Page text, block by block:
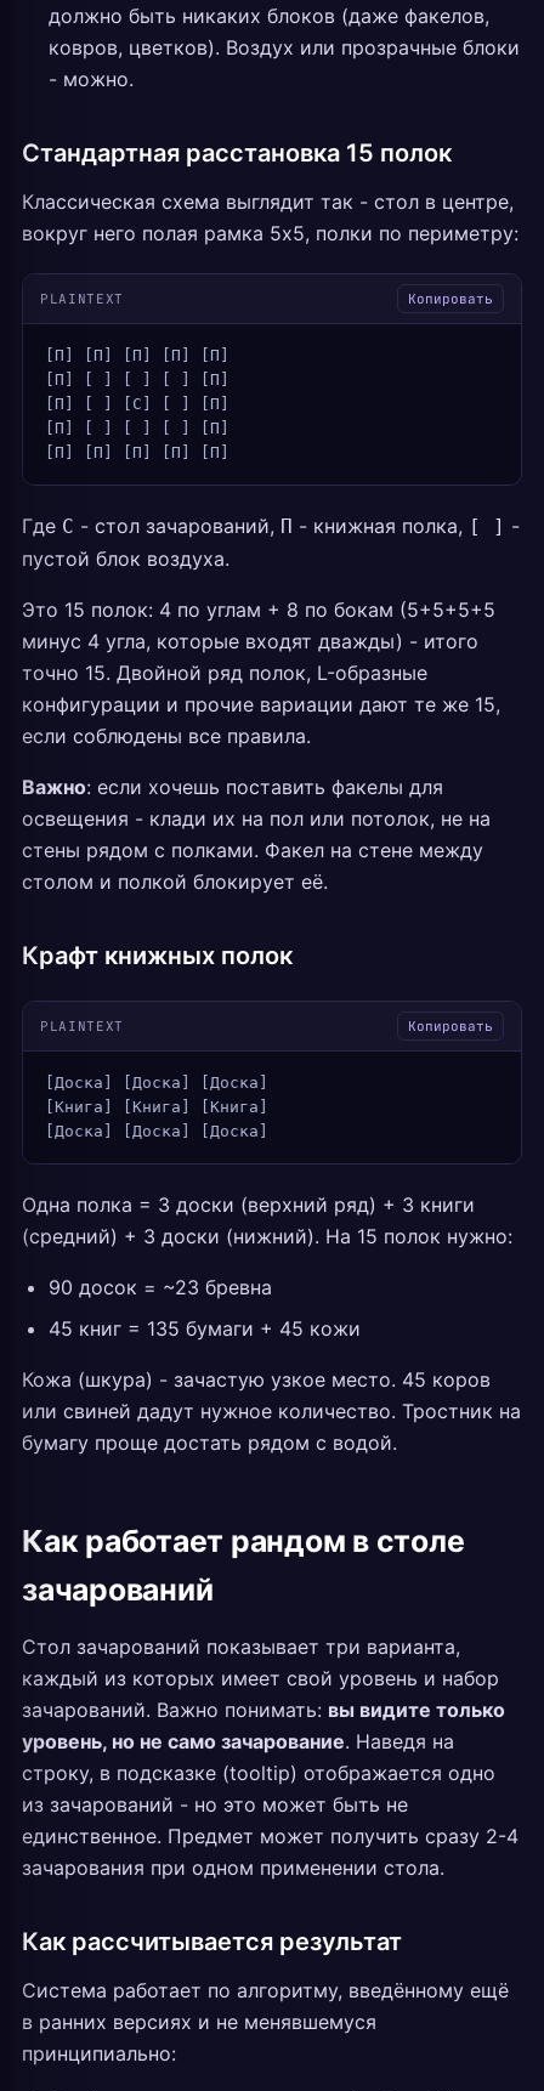
должно быть никаких блоков (даже факелов,
ковров, цветков). Воздух или прозрачные блоки
- можно.
Стандартная расстановка 15 полок
Классическая схема выглядит так - стол в центре,
вокруг него полая рамка 5x5, полки по периметру:
PLAINTEXT Копировать
[П] [П] [П] [П] [П]
[П] [ ] [ ] [ ] [П]
[П] [ ] [С] [ ] [П]
[П] [ ] [ ] [ ] [П]
[П] [П] [П] [П] [П]
Где С - стол зачарований, П - книжная полка, [ ] -
пустой блок воздуха.
Это 15 полок: 4 по углам + 8 по бокам (5+5+5+5
минус 4 угла, которые входят дважды) - итого
точно 15. Двойной ряд полок, L-образные
конфигурации и прочие вариации дают те же 15,
если соблюдены все правила.
Важно: если хочешь поставить факелы для
освещения - клади их на пол или потолок, не на
стены рядом с полками. Факел на стене между
столом и полкой блокирует её.
Крафт книжных полок
PLAINTEXT Копировать
[Доска] [Доска] [Доска]
[Книга] [Книга] [Книга]
[Доска] [Доска] [Доска]
Одна полка = 3 доски (верхний ряд) + 3 книги
(средний) + 3 доски (нижний). На 15 полок нужно:
90 досок = ~23 бревна
45 книг = 135 бумаги + 45 кожи
Кожа (шкура) - зачастую узкое место. 45 коров
или свиней дадут нужное количество. Тростник на
бумагу проще достать рядом с водой.
Как работает рандом в столе
зачарований
Стол зачарований показывает три варианта,
каждый из которых имеет свой уровень и набор
зачарований. Важно понимать: вы видите только
уровень, но не само зачарование. Наведя на
строку, в подсказке (tooltip) отображается одно
из зачарований - но это может быть не
единственное. Предмет может получить сразу 2-4
зачарования при одном применении стола.
Как рассчитывается результат
Система работает по алгоритму, введённому ещё
в ранних версиях и не менявшемуся
принципиально: